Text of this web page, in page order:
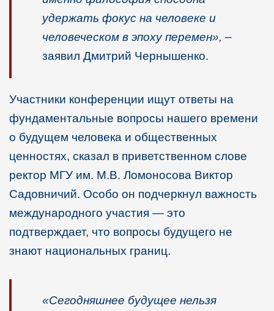
удержать фокус на человеке и
человеческом в эпоху перемен», –
заявил Дмитрий Чернышенко.
Участники конференции ищут ответы на
фундаментальные вопросы нашего времени
о будущем человека и общественных
ценностях, сказал в приветственном слове
ректор МГУ им. М.В. Ломоносова Виктор
Садовничий. Особо он подчеркнул важность
международного участия — это
подтверждает, что вопросы будущего не
знают национальных границ.
«Сегодняшнее будущее нельзя